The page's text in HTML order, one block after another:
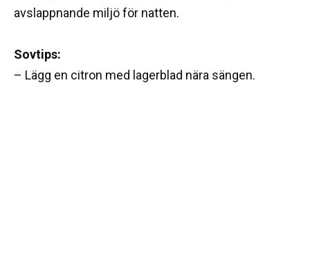
avslappnande miljö för natten.
Sovtips:
– Lägg en citron med lagerblad nära sängen.